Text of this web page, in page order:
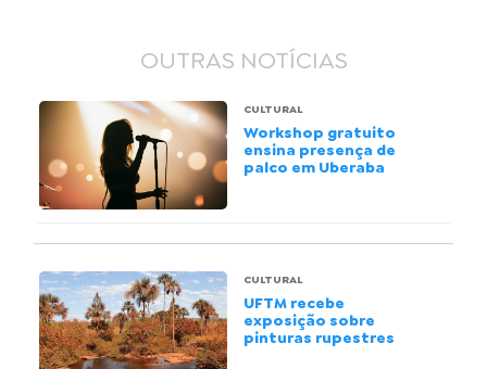
OUTRAS NOTÍCIAS
CULTURAL
Workshop gratuito
ensina presença de
palco em Uberaba
CULTURAL
UFTM recebe
exposição sobre
pinturas rupestres